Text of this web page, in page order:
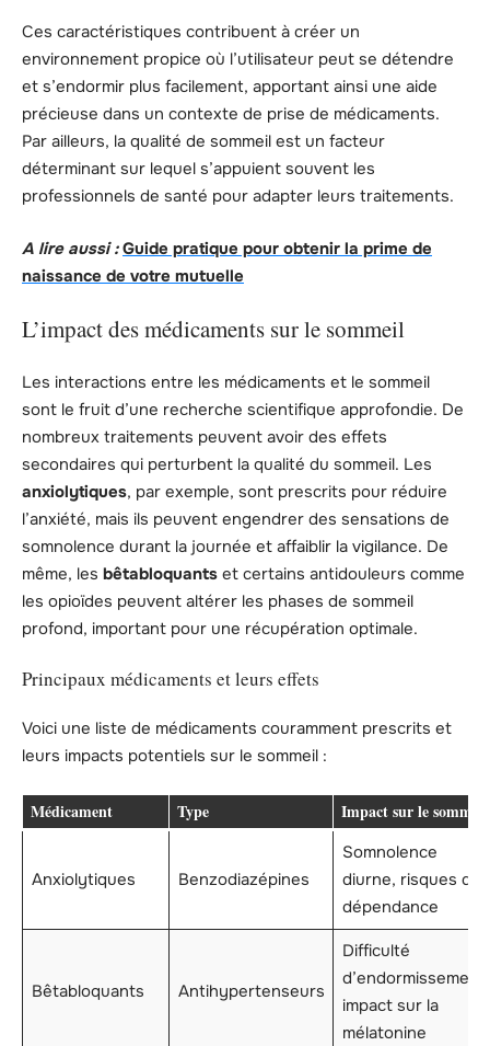
Ces caractéristiques contribuent à créer un
environnement propice où l’utilisateur peut se détendre
et s’endormir plus facilement, apportant ainsi une aide
précieuse dans un contexte de prise de médicaments.
Par ailleurs, la qualité de sommeil est un facteur
déterminant sur lequel s’appuient souvent les
professionnels de santé pour adapter leurs traitements.
A lire aussi : Guide pratique pour obtenir la prime de
naissance de votre mutuelle
L’impact des médicaments sur le sommeil
Les interactions entre les médicaments et le sommeil
sont le fruit d’une recherche scientifique approfondie. De
nombreux traitements peuvent avoir des effets
secondaires qui perturbent la qualité du sommeil. Les
anxiolytiques, par exemple, sont prescrits pour réduire
l’anxiété, mais ils peuvent engendrer des sensations de
somnolence durant la journée et affaiblir la vigilance. De
même, les bêtabloquants et certains antidouleurs comme
les opioïdes peuvent altérer les phases de sommeil
profond, important pour une récupération optimale.
Principaux médicaments et leurs effets
Voici une liste de médicaments couramment prescrits et
leurs impacts potentiels sur le sommeil :
Médicament Type Impact sur le sommeil
Anxiolytiques Benzodiazépines
Somnolence
diurne, risques de
dépendance
Bêtabloquants Antihypertenseurs
Difficulté
d’endormissement,
impact sur la
mélatonine